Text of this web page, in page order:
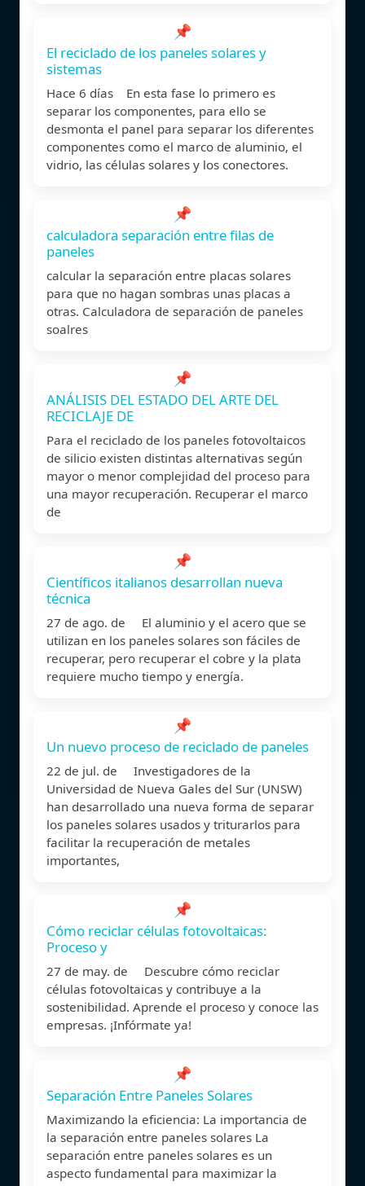
📌
El reciclado de los paneles solares y
sistemas
Hace 6 días En esta fase lo primero es
separar los componentes, para ello se
desmonta el panel para separar los diferentes
componentes como el marco de aluminio, el
vidrio, las células solares y los conectores.
📌
calculadora separación entre filas de
paneles
calcular la separación entre placas solares
para que no hagan sombras unas placas a
otras. Calculadora de separación de paneles
soalres
📌
ANÁLISIS DEL ESTADO DEL ARTE DEL
RECICLAJE DE
Para el reciclado de los paneles fotovoltaicos
de silicio existen distintas alternativas según
mayor o menor complejidad del proceso para
una mayor recuperación. Recuperar el marco
de
📌
Científicos italianos desarrollan nueva
técnica
27 de ago. de El aluminio y el acero que se
utilizan en los paneles solares son fáciles de
recuperar, pero recuperar el cobre y la plata
requiere mucho tiempo y energía.
📌
Un nuevo proceso de reciclado de paneles
22 de jul. de Investigadores de la
Universidad de Nueva Gales del Sur (UNSW)
han desarrollado una nueva forma de separar
los paneles solares usados y triturarlos para
facilitar la recuperación de metales
importantes,
📌
Cómo reciclar células fotovoltaicas:
Proceso y
27 de may. de Descubre cómo reciclar
células fotovoltaicas y contribuye a la
sostenibilidad. Aprende el proceso y conoce las
empresas. ¡Infórmate ya!
📌
Separación Entre Paneles Solares
Maximizando la eficiencia: La importancia de
la separación entre paneles solares La
separación entre paneles solares es un
aspecto fundamental para maximizar la